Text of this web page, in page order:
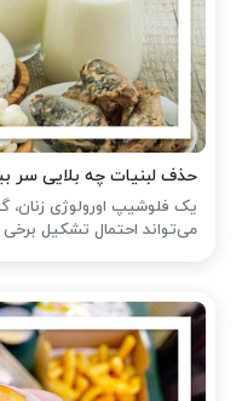
حذف لبنیات چه بلایی سر
یک فلوشیپ اورولوژی
می‌تواند احتمال تشکیل